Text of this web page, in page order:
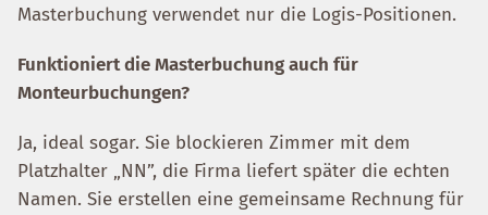
Masterbuchung verwendet nur die Logis-Positionen.
Funktioniert die Masterbuchung auch für
Monteurbuchungen?
Ja, ideal sogar. Sie blockieren Zimmer mit dem
Platzhalter „NN”, die Firma liefert später die echten
Namen. Sie erstellen eine gemeinsame Rechnung für